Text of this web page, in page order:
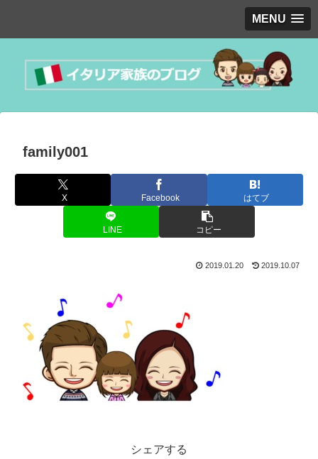
MENU
family001
X Facebook はてブ
LINE コピー
2019.01.20 2019.10.07
シェアする